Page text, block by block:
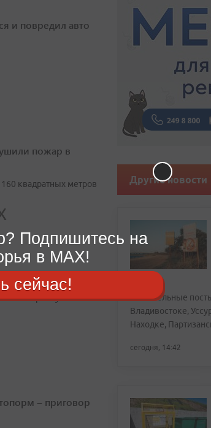
и повредил авто
пожар в
квадратных метров
экстренную
– приговор
Другие новости
Спасательные
Владивостоке,
Находке,
сегодня, 14:42
Подпишитесь на
в MAX!
сейчас!